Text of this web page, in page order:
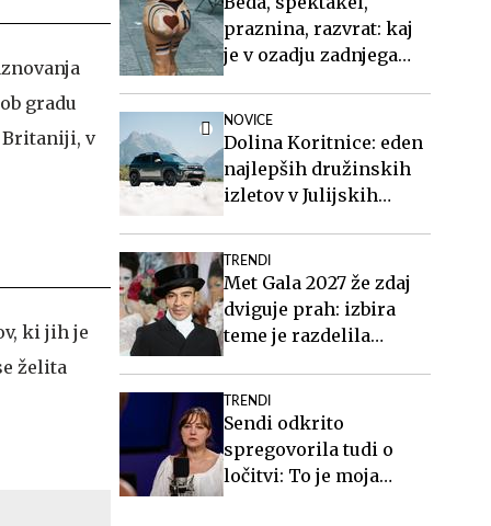
gradu
v
ki jih je
želita
praznina, razvrat: kaj
je v ozadju zadnjega
NOVICE
Dolina Koritnice: eden
najlepših družinskih
izletov v Julijskih
TRENDI
Met Gala 2027 že zdaj
dviguje prah: izbira
teme je razdelila
TRENDI
Sendi odkrito
spregovorila tudi o
ločitvi: To je moja